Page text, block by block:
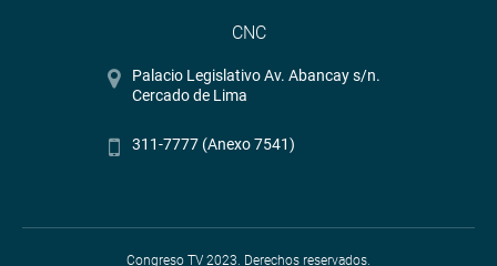
CNC
Palacio Legislativo Av. Abancay s/n.
Cercado de Lima
311-7777 (Anexo 7541)
Congreso TV 2023. Derechos reservados.